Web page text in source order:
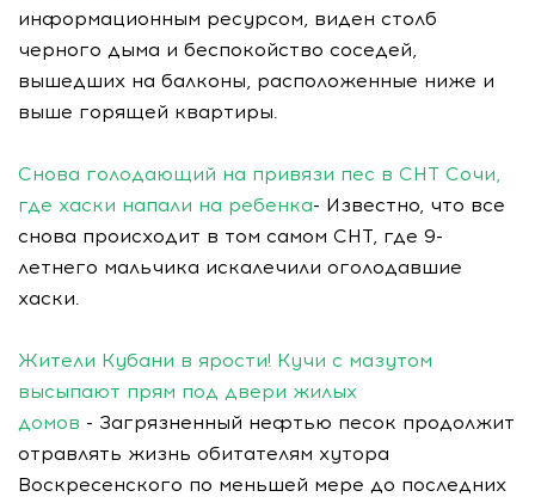
информационным ресурсом, виден столб
черного дыма и беспокойство соседей,
вышедших на балконы, расположенные ниже и
выше горящей квартиры.
Снова голодающий на привязи пес в СНТ Сочи,
где хаски напали на ребенка- Известно, что все
снова происходит в том самом СНТ, где 9-
летнего мальчика искалечили оголодавшие
хаски.
Жители Кубани в ярости! Кучи с мазутом
высыпают прям под двери жилых
домов - Загрязненный нефтью песок продолжит
отравлять жизнь обитателям хутора
Воскресенского по меньшей мере до последних